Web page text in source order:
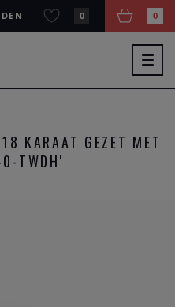
0 0
KARAAT GEZET MET
TWDH'